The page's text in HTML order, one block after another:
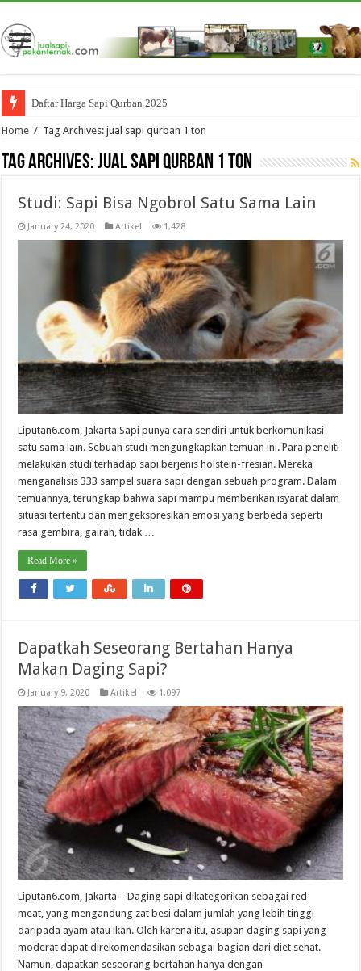
Daftar Harga Sapi Qurban 2025
Home / Tag Archives: jual sapi qurban 1 ton
Tag Archives:jual sapi qurban 1 ton
Studi: Sapi Bisa Ngobrol Satu Sama Lain
January 24, 2020 Artikel 1,428
Liputan6.com, Jakarta Sapi punya cara sendiri untuk berkomunikasi
satu sama lain. Sebuah studi mengungkapkan temuan ini. Para peneliti
melakukan studi terhadap sapi berjenis holstein-fresian. Mereka
menganalisis 333 sampel suara sapi dengan sebuah program. Dalam
temuannya, terungkap bahwa sapi mampu memberikan isyarat dalam
situasi tertentu dan mengekspresikan emosi yang berbeda seperti
rasa gembira, gairah, tidak …
Read More »
Dapatkah Seseorang Bertahan Hanya
Makan Daging Sapi?
January 9, 2020 Artikel 1,097
Liputan6.com, Jakarta – Daging sapi dikategorikan sebagai red
meat, yang mengandung zat besi dalam jumlah yang lebih tinggi
daripada ayam atau ikan. Oleh karena itu, asupan daging sapi yang
moderat dapat direkomendasikan sebagai bagian dari diet sehat.
Namun, dapatkan seseorang bertahan hanya dengan